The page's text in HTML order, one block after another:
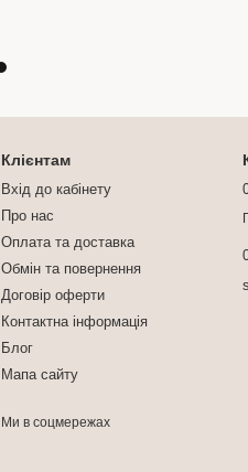
Клієнтам
Вхід до кабінету
Про нас
Оплата та доставка
Обмін та повернення
Договір оферти
Контактна інформація
Блог
Мапа сайту
Ми в соцмережах